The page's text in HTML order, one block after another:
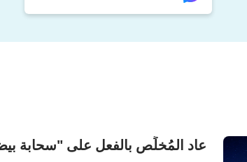
قد دنسها الشيطان. ولذلك، سيبتدئ
هل ترى من خلال هذه الكلمات أن عمل
عاد المُخلِّص بالفعل على "سحابة